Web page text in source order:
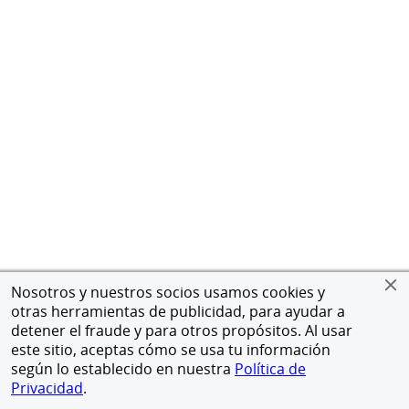
Nosotros y nuestros socios usamos cookies y
otras herramientas de publicidad, para ayudar a
detener el fraude y para otros propósitos. Al usar
este sitio, aceptas cómo se usa tu información
según lo establecido en nuestra Política de
Privacidad.